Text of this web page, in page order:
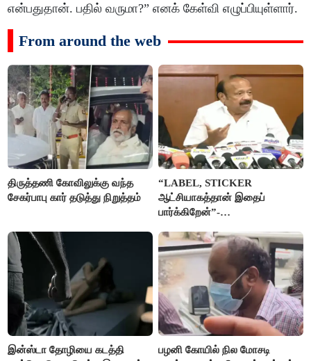
என்பதுதான். பதில் வருமா?” எனக் கேள்வி எழுப்பியுள்ளார்.
From around the web
திருத்தணி கோவிலுக்கு வந்த
சேகர்பாபு கார் தடுத்து நிறுத்தம்
“LABEL, STICKER
ஆட்சியாகத்தான் இதைப்
பார்க்கிறேன்”-
இன்ஸ்டா தோழியை கடத்தி
பழனி கோயில் நில மோசடி